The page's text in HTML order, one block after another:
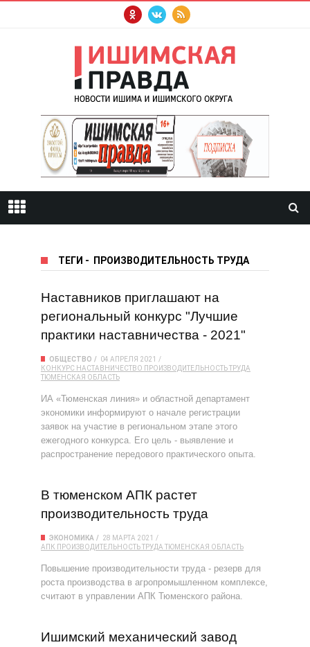
ТЕГИ - ПРОИЗВОДИТЕЛЬНОСТЬ ТРУДА
Наставников приглашают на
региональный конкурс "Лучшие
практики наставничества - 2021"
ОБЩЕСТВО
04 АПРЕЛЯ 2021
КОНКУРС НАСТАВНИЧЕСТВО ПРОИЗВОДИТЕЛЬНОСТЬ ТРУДА
ТЮМЕНСКАЯ ОБЛАСТЬ
ИА «Тюменская линия» и областной департамент
экономики информируют о начале регистрации
заявок на участие в региональном этапе этого
ежегодного конкурса. Его цель - выявление и
распространение передового практического опыта.
В тюменском АПК растет
производительность труда
ЭКОНОМИКА
28 МАРТА 2021
АПК ПРОИЗВОДИТЕЛЬНОСТЬ ТРУДА ТЮМЕНСКАЯ ОБЛАСТЬ
Повышение производительности труда - резерв для
роста производства в агропромышленном комплексе,
считают в управлении АПК Тюменского района.
Ишимский механический завод